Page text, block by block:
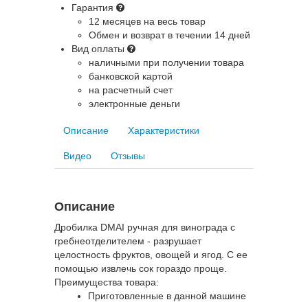
Гарантия
12 месяцев на весь товар
Обмен и возврат в течении 14 дней
Вид оплаты
наличными при получении товара
банковской картой
на расчетный счет
электронные деньги
Описание Характеристики
Видео Отзывы
Описание
Дробилка DMAI ручная для винограда с
гребнеотделителем ­- разрушает
целостность фруктов, овощей и ягод. С ее
помощью извлечь сок гораздо проще.
Преимущества товара:
Приготовленные в данной машине